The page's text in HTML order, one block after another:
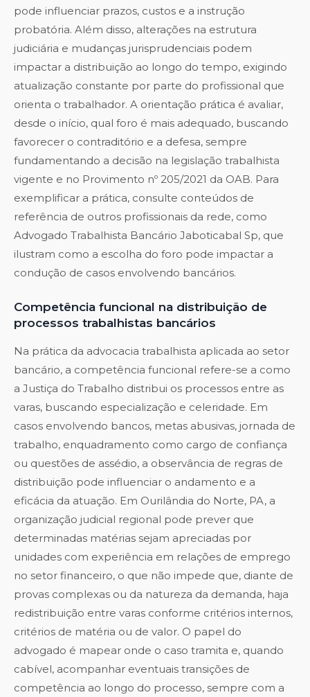
pode influenciar prazos, custos e a instrução
probatória. Além disso, alterações na estrutura
judiciária e mudanças jurisprudenciais podem
impactar a distribuição ao longo do tempo, exigindo
atualização constante por parte do profissional que
orienta o trabalhador. A orientação prática é avaliar,
desde o início, qual foro é mais adequado, buscando
favorecer o contraditório e a defesa, sempre
fundamentando a decisão na legislação trabalhista
vigente e no Provimento nº 205/2021 da OAB. Para
exemplificar a prática, consulte conteúdos de
referência de outros profissionais da rede, como
Advogado Trabalhista Bancário Jaboticabal Sp, que
ilustram como a escolha do foro pode impactar a
condução de casos envolvendo bancários.
Competência funcional na distribuição de
processos trabalhistas bancários
Na prática da advocacia trabalhista aplicada ao setor
bancário, a competência funcional refere-se a como
a Justiça do Trabalho distribui os processos entre as
varas, buscando especialização e celeridade. Em
casos envolvendo bancos, metas abusivas, jornada de
trabalho, enquadramento como cargo de confiança
ou questões de assédio, a observância de regras de
distribuição pode influenciar o andamento e a
eficácia da atuação. Em Ourilândia do Norte, PA, a
organização judicial regional pode prever que
determinadas matérias sejam apreciadas por
unidades com experiência em relações de emprego
no setor financeiro, o que não impede que, diante de
provas complexas ou da natureza da demanda, haja
redistribuição entre varas conforme critérios internos,
critérios de matéria ou de valor. O papel do
advogado é mapear onde o caso tramita e, quando
cabível, acompanhar eventuais transições de
competência ao longo do processo, sempre com a